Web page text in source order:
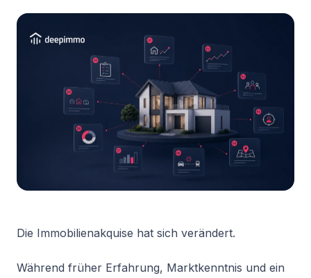
Die Immobilienakquise hat sich verändert.
Während früher Erfahrung, Marktkenntnis und ein